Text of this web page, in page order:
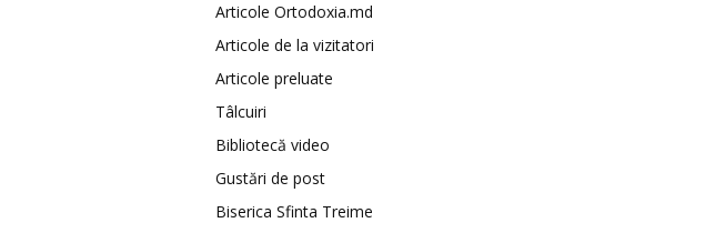
Articole Ortodoxia.md
Articole de la vizitatori
Articole preluate
Tâlcuiri
Bibliotecă video
Gustări de post
Biserica Sfinta Treime